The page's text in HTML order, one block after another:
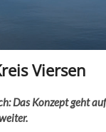
Viersen
Das Konzept geht